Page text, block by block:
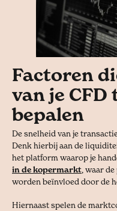
Factoren
van je
bepalen
De snelheid van je
Denk hierbij aan de
het platform waarop je
in de kopermarkt , waar
worden beïnvloed door de
Hiernaast spelen de